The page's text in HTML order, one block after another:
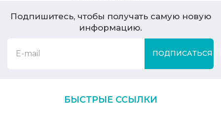
Подпишитесь, чтобы получать самую новую
информацию.
ПОДПИСАТЬСЯ
БЫСТРЫЕ ССЫЛКИ